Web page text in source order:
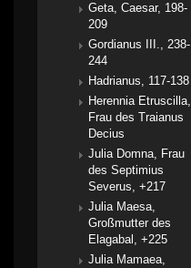
Geta, Caesar, 198-
209
Gordianus III., 238-
244
Hadrianus, 117-138
Herennia Etruscilla,
Frau des Traianus
Decius
Julia Domna, Frau
des Septimius
Severus, +217
Julia Maesa,
Großmutter des
Elagabal, +225
Julia Mamaea,